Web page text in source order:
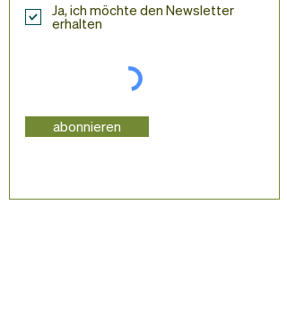
Ja, ich möchte den Newsletter
erhalten
abonnieren